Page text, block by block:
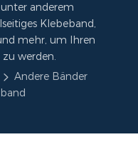
anderem
Klebeband,
mehr, um Ihren
werden.
Andere Bänder